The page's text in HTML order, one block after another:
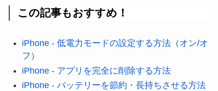
この記事もおすすめ！
iPhone - 低電力モードの設定する方法（オン/オ
フ）
iPhone - アプリを完全に削除する方法
iPhone - バッテリーを節約・長持ちさせる方法